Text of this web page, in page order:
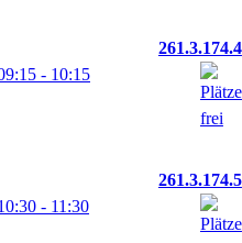
261.3.174.4
- 10:15
261.3.174.5
- 11:30